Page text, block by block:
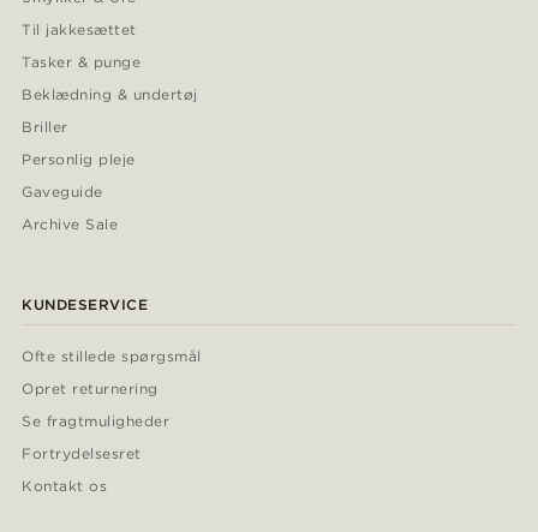
Til jakkesættet
Tasker & punge
Beklædning & undertøj
Briller
Personlig pleje
Gaveguide
Archive Sale
KUNDESERVICE
Ofte stillede spørgsmål
Opret returnering
Se fragtmuligheder
Fortrydelsesret
Kontakt os